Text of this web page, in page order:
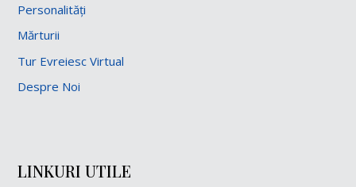
Personalități
Mărturii
Tur Evreiesc Virtual
Despre Noi
LINKURI UTILE